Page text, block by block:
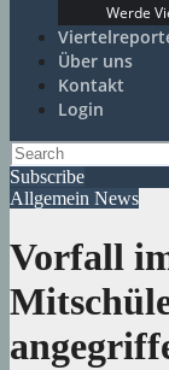
Werde
Über uns
Kontakt
Login
Subscribe
Allgemein News
Vorfall